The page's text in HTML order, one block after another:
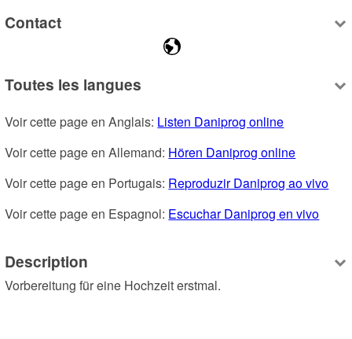
Contact
Toutes les langues
Voir cette page en Anglais: Listen Daniprog online
Voir cette page en Allemand: Hören Daniprog online
Voir cette page en Portugais: Reproduzir Daniprog ao vivo
Voir cette page en Espagnol: Escuchar Daniprog en vivo
Description
Vorbereitung für eine Hochzeit erstmal.